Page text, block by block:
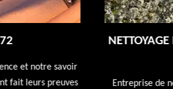
DÉMOUSSAGE DE TOITURE
de nettoyage de toiture 72 Sarthe nous